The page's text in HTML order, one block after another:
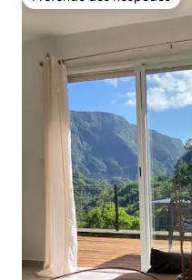
Preferido dos hóspedes